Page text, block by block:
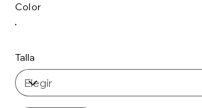
Color
Talla